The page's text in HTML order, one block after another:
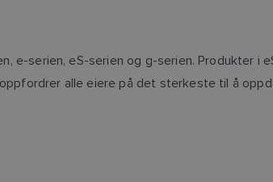
serien, eS-serien og g-serien. Produkter i
alle eiere på det sterkeste til å